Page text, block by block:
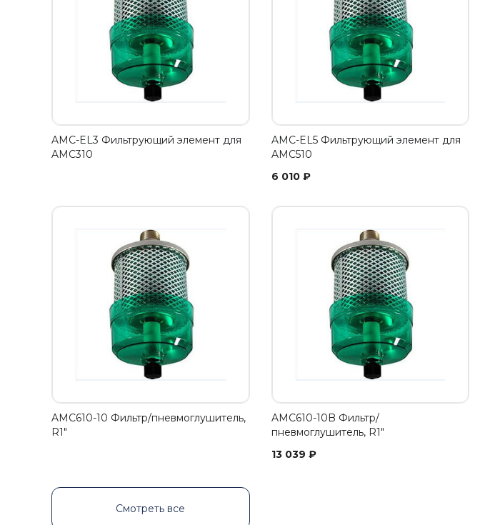
AMC-EL3 Фильтрующий элемент для
AMC310
AMC-EL5 Фильтрующий элемент для
AMC510
6 010 ₽
AMC610-10 Фильтр/пневмоглушитель,
R1"
AMC610-10B Фильтр/
пневмоглушитель, R1"
13 039 ₽
Смотреть все